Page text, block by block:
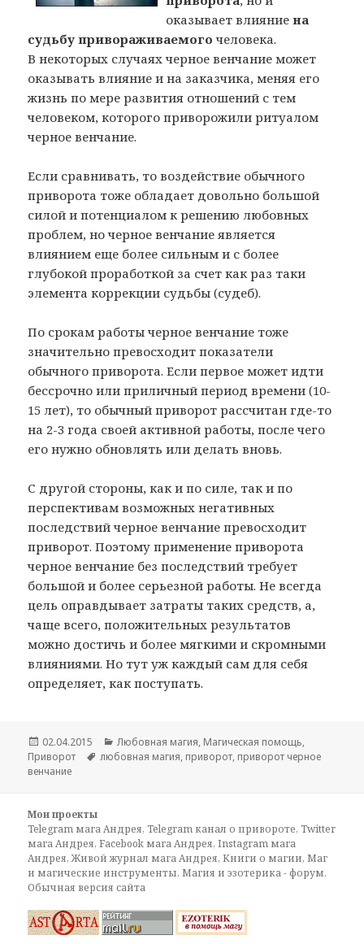
оказывает влияниена
судьбу привораживаемого человека.
В некоторых случаях черное венчание может
оказывать влияние и на заказчика, меняя его
жизнь по мере развития отношений с тем
человеком, которого приворожили ритуалом
черное венчание.
Если сравнивать, то воздействие обычного
приворота тоже обладает довольно большой
силой и потенциалом к решению любовных
проблем, но черное венчание является
влиянием еще более сильным и с более
глубокой проработкой за счет как раз таки
элемента коррекции судьбы (судеб).
По срокам работы черное венчание тоже
значительно превосходит показатели
обычного приворота. Если первое может идти
бессрочно или приличный период времени (10-
15 лет), то обычный приворот рассчитан где-то
на 2-3 года своей активной работы, после чего
его нужно обновлять или делать вновь.
С другой стороны, как и по силе, так и по
перспективам возможных негативных
последствий черное венчание превосходит
приворот. Поэтому применение приворота
черное венчание без последствий требует
большой и более серьезной работы. Не всегда
цель оправдывает затраты таких средств, а,
чаще всего, положительных результатов
можно достичь и более мягкими и скромными
влияниями. Но тут уж каждый сам для себя
определяет, как поступать.
Опубликовано
02.04.2015 Рубрики
Любовная магия, Магическая помощь,
Приворот
Метки
любовная магия, приворот, приворот черное
венчание
Мои проекты
Telegram мага Андрея,Telegram канал о привороте,Twitter
мага Андрея,Facebook мага Андрея,Instagram мага
Андрея,Живой журнал мага Андрея,Книги о магии,Маг
и магические инструменты,Магия и эзотерика - форум,
Обычная версия сайта